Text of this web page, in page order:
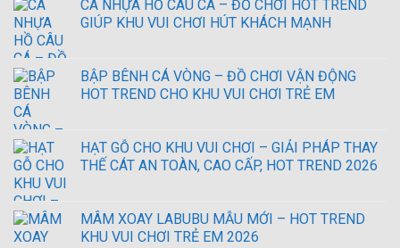
CÁ NHỰA HỒ CÂU CÁ – ĐỒ CHƠI HOT TREND
GIÚP KHU VUI CHƠI HÚT KHÁCH MẠNH
BẬP BÊNH CÁ VÒNG – ĐỒ CHƠI VẬN ĐỘNG
HOT TREND CHO KHU VUI CHƠI TRẺ EM
HẠT GỖ CHO KHU VUI CHƠI – GIẢI PHÁP THAY
THẾ CÁT AN TOÀN, CAO CẤP, HOT TREND 2026
MÂM XOAY LABUBU MẪU MỚI – HOT TREND
KHU VUI CHƠI TRẺ EM 2026